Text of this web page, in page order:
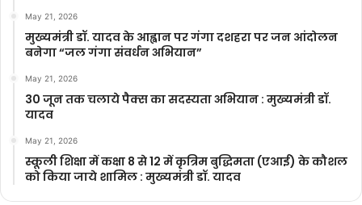
May 21, 2026
मुख्यमंत्री डॉ. यादव के आह्वान पर गंगा दशहरा पर जन आंदोलन
बनेगा “जल गंगा संवर्धन अभियान”
May 21, 2026
30 जून तक चलाये पैक्स का सदस्यता अभियान : मुख्यमंत्री डॉ.
यादव
May 21, 2026
स्कूली शिक्षा में कक्षा 8 से 12 में कृ‍त्रिम बुद्धिमता (एआई) के कौशल
को किया जाये शामिल : मुख्यमंत्री डॉ. यादव